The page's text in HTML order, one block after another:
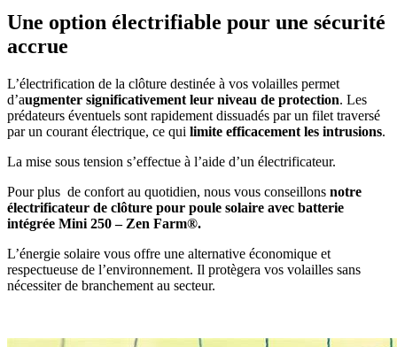
Une option électrifiable pour une sécurité
accrue
L’électrification de la clôture destinée à vos volailles permet
d’augmenter significativement leur niveau de protection. Les
prédateurs éventuels sont rapidement dissuadés par un filet traversé
par un courant électrique, ce qui limite efficacement les intrusions.
La mise sous tension s’effectue à l’aide d’un électrificateur.
Pour plus de confort au quotidien, nous vous conseillons notre
électrificateur de clôture pour poule solaire avec batterie
intégrée Mini 250 – Zen Farm®.
L’énergie solaire vous offre une alternative économique et
respectueuse de l’environnement. Il protègera vos volailles sans
nécessiter de branchement au secteur.